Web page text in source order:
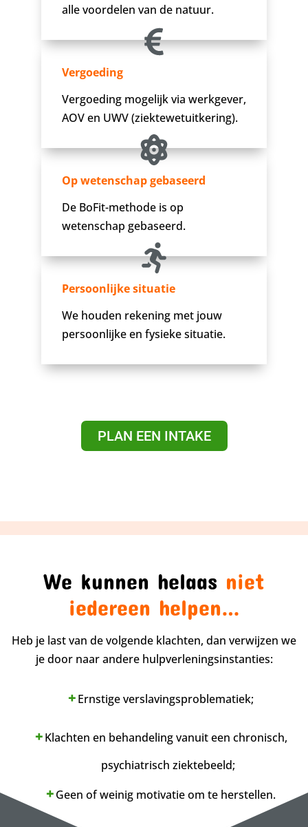
alle voordelen van de natuur.
Vergoeding
Vergoeding mogelijk via werkgever,
AOV en UWV (ziektewetuitkering).
Op wetenschap gebaseerd
De BoFit-methode is op
wetenschap gebaseerd.
Persoonlijke situatie
We houden rekening met jouw
persoonlijke en fysieke situatie.
PLAN EEN INTAKE
We kunnen helaas niet
iedereen helpen…
Heb je last van de volgende klachten, dan verwijzen we
je door naar andere hulpverleningsinstanties:
Ernstige verslavingsproblematiek;
Klachten en behandeling vanuit een chronisch,
psychiatrisch ziektebeeld;
Geen of weinig motivatie om te herstellen.